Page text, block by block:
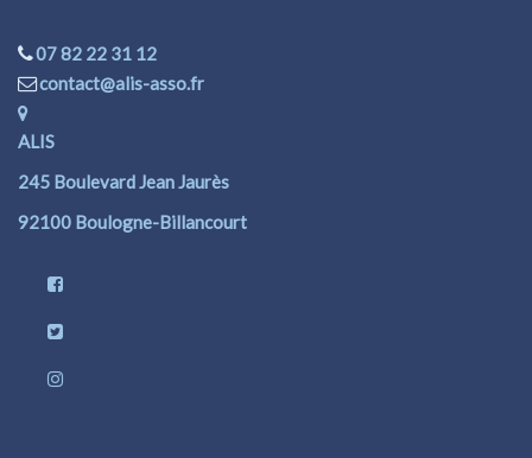
07 82 22 31 12
contact@alis-asso.fr
ALIS
245 Boulevard Jean Jaurès
92100 Boulogne-Billancourt